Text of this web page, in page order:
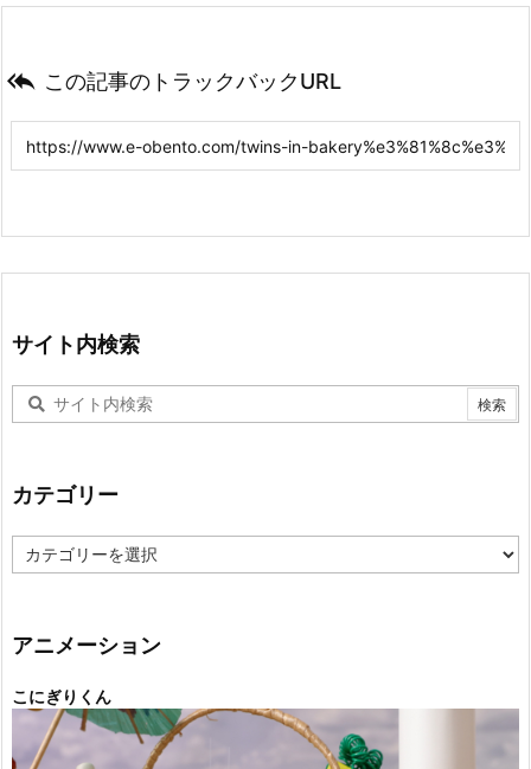
 この記事のトラックバックURL
サイト内検索
カテゴリー
テ
ー
アニメーション
こにぎりくん